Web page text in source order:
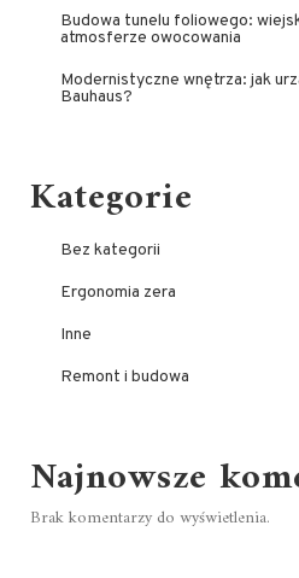
Budowa tunelu foliowego:
atmosferze owocowania
Modernistyczne wnętrza: jak
Bauhaus?
Kategorie
Bez kategorii
Ergonomia zera
Inne
Remont i budowa
Najnowsze
Brak komentarzy do wyświetlenia.